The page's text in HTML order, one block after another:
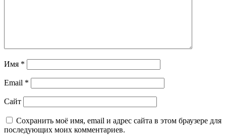
Имя *
Email *
Сайт
Сохранить моё имя, email и адрес сайта в этом браузере для
последующих моих комментариев.